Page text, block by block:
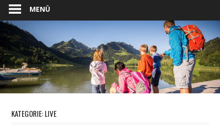
MENÜ
KATEGORIE: LIVE